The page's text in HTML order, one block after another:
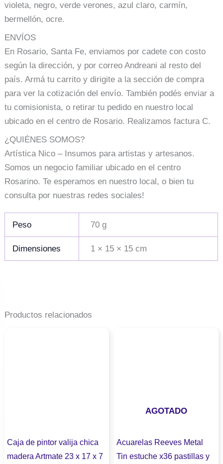
violeta, negro, verde verones, azul claro, carmín,
bermellón, ocre.
ENVÍOS
En Rosario, Santa Fe, enviamos por cadete con costo
según la dirección, y por correo Andreani al resto del
país. Armá tu carrito y dirigite a la sección de compra
para ver la cotización del envío. También podés enviar a
tu comisionista, o retirar tu pedido en nuestro local
ubicado en el centro de Rosario. Realizamos factura C.
¿QUIÉNES SOMOS?
Artística Nico – Insumos para artistas y artesanos.
Somos un negocio familiar ubicado en el centro
Rosarino. Te esperamos en nuestro local, o bien tu
consulta por nuestras redes sociales!
Peso 70 g
Dimensiones 1 × 15 × 15 cm
Productos relacionados
Caja de pintor valija chica
madera Artmate 23 x 17 x 7
AGOTADO
Acuarelas Reeves Metal
Tin estuche x36 pastillas y